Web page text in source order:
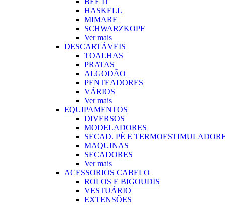
HASKELL
MIMARE
SCHWARZKOPF
Ver mais
DESCARTÁVEIS
TOALHAS
PRATAS
ALGODÃO
PENTEADORES
VÁRIOS
Ver mais
EQUIPAMENTOS
DIVERSOS
MODELADORES
SECAD. PÉ E
MAQUINAS
SECADORES
Ver mais
ACESSORIOS CABELO
ROLOS E BIGOUDIS
VESTUÁRIO
EXTENSÕES